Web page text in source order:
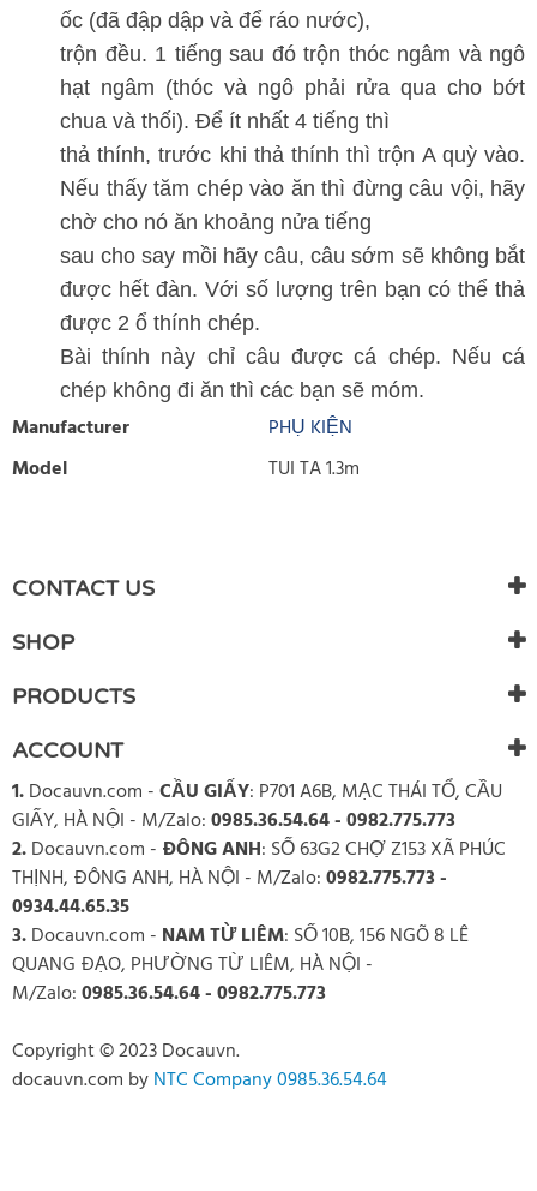
ốc (đã đập dập và để ráo nước),
trộn đều. 1 tiếng sau đó trộn thóc ngâm và ngô
hạt ngâm (thóc và ngô phải rửa qua cho bớt
chua và thối). Để ít nhất 4 tiếng thì
thả thính, trước khi thả thính thì trộn A quỳ vào.
Nếu thấy tăm chép vào ăn thì đừng câu vội, hãy
chờ cho nó ăn khoảng nửa tiếng
sau cho say mồi hãy câu, câu sớm sẽ không bắt
được hết đàn. Với số lượng trên bạn có thể thả
được 2 ổ thính chép.
Bài thính này chỉ câu được cá chép. Nếu cá
chép không đi ăn thì các bạn sẽ móm.
Manufacturer
PHỤ KIỆN
Model
TUI TA 1.3m
There are currently no product reviews. Be the first who write
review
CONTACT US
SHOP
PRODUCTS
ACCOUNT
1.Docauvn.com -CẦU GIẤY: P701 A6B, MẠC THÁI TỔ, CẦU
GIẤY, HÀ NỘI - M/Zalo:0985.36.54.64 - 0982.775.773
2.Docauvn.com - ĐÔNG ANH: SỐ 63G2 CHỢ Z153 XÃ PHÚC
THỊNH, ĐÔNG ANH, HÀ NỘI - M/Zalo:0982.775.773 -
0934.44.65.35
3.Docauvn.com - NAM TỪ LIÊM: SỐ 10B, 156 NGÕ 8 LÊ
QUANG ĐẠO, PHƯỜNG TỪ LIÊM, HÀ NỘI -
M/Zalo:0985.36.54.64 - 0982.775.773
Copyright © 2023 Docauvn.
docauvn.com byNTC Company 0985.36.54.64